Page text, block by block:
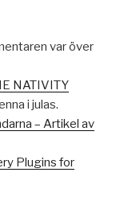
var över
NATIVITY
i julas.
– Artikel av
Plugins for